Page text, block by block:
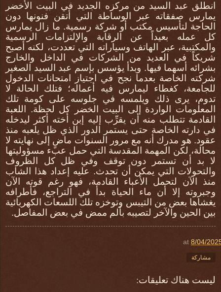
انطلق عبد السيد من مركزه الجديد في البيت الأخضر
يمارس صفقاته عبر الوساطة التي أتقن فنونها دون
الحاجة لتأسيس مكتب أو شركة رسمية. ما زال يمارس
كل عمله بعيداً عن الرقابة والإلتزامات الرسمية
والمكتبية، عبر الهاتف وسياراته التي تعددت، لكنه أصبح
شريكاً في العديد من الشركات في الداخل والخارج
بشرائه أسهما فيها. وبدأ يؤسس بإسم عبد السيد الصغير
شركته الخاصة بعدما نجح في اجتياز امتحانات الدخول
للجامعة، كغطاء ليمارس فيه أعماله؛ فتلك الحالة لا
تدوم، يرى ذلك ويلمسه في جلوسه على كومة تلك
المعلومات الواردة إلى البيت الخضر كل لحظة. اللعبة
القادمة تتطلب منه أن يقرِّب إليه إبن أخته أكثر ليدخله
في دارته الخاصة حتى يستمر الدور الذي ظل يلعبه منذ
عقود. هو مدرك أنه مع مرور السنوات ماضٍ إلى نهايته لا
محالة، لكن المهمة المقدسة التي حمل عبء مسؤوليتها
لا بد أن تستمر دون توقف وفي ظل كل الظروف
والتحولات التي يمكن أن تحدث. عليه إعداد هذا الشاب
منذ الآن لتحمل الأعباء القادمة، فهو رغم قوته الآن
وجبروته إلا أن ماء الحياة بدأ في التراجع، فأطرافه
يغشاها بعض من التيبس وتوخزه تلك اللسعات الكهربائية
بين الحين والآخر لتصيبه بألم ممض في بعض المفاصل.
at8/04/
مشاركة
ليست هناك تعليقات: